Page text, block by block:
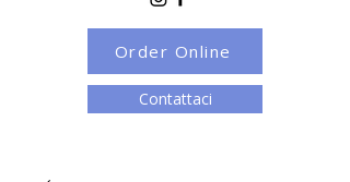
Contattaci
Order Online